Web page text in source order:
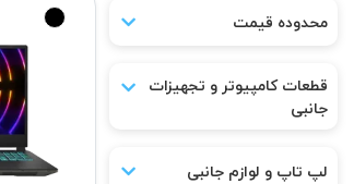
محدوده قیمت
قطعات کامپیوتر و تجهیزات
جانبی
لپ تاپ و لوازم جانبی